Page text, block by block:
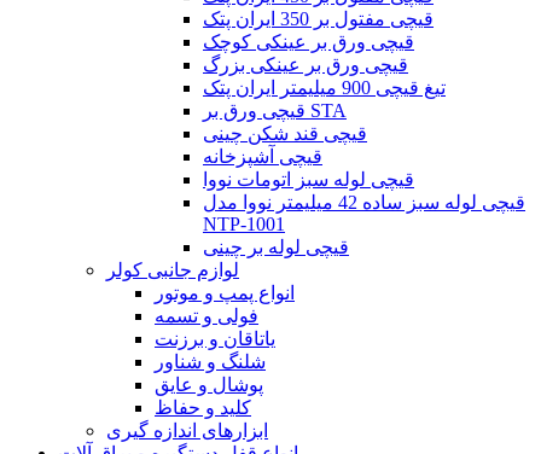
قیچی مفتول بر 350 ایران پتک
قیچی ورق بر عینکی کوچک
قیچی ورق بر عینکی بزرگ
تیغ قیچی 900 میلیمتر ایران پتک
قیچی ورق بر STA
قیچی قند شکن چینی
قیچی آشپزخانه
قیچی لوله سبز اتومات نووا
قیچی لوله سبز ساده 42 میلیمتر نووا مدل
NTP-1001
قیچی لوله بر چینی
لوازم جانبی کولر
انواع پمپ و موتور
فولی و تسمه
یاتاقان و برزنت
شلنگ و شناور
پوشال و عایق
کلید و حفاظ
ابزارهای اندازه گیری